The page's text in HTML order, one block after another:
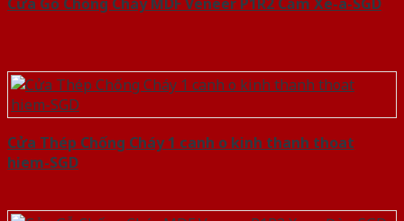
Cửa Thép Chống Cháy 1 canh o kinh thanh thoat
hiem-SGD